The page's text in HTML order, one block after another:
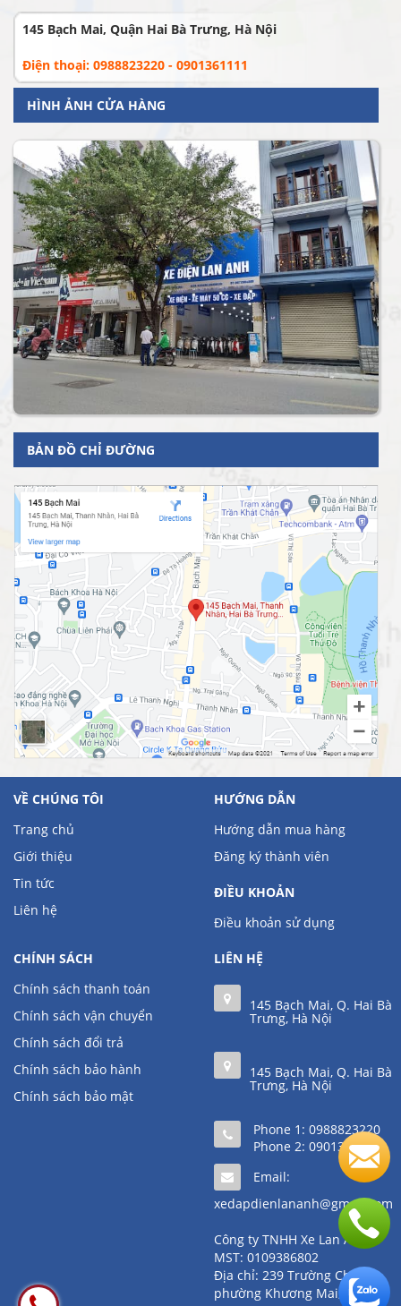
145 Bạch Mai, Quận Hai Bà Trưng, Hà Nội
Điện thoại: 0988823220 - 0901361111
HÌNH ẢNH CỬA HÀNG
BẢN ĐỒ CHỈ ĐƯỜNG
VỀ CHÚNG TÔI
Trang chủ
Giới thiệu
Tin tức
Liên hệ
HƯỚNG DẪN
Hướng dẫn mua hàng
Đăng ký thành viên
ĐIỀU KHOẢN
Điều khoản sử dụng
CHÍNH SÁCH
Chính sách thanh toán
Chính sách vận chuyển
Chính sách đổi trả
Chính sách bảo hành
Chính sách bảo mật
LIÊN HỆ
145 Bạch Mai, Q. Hai Bà
Trưng, Hà Nội
145 Bạch Mai, Q. Hai Bà
Trưng, Hà Nội
Phone 1: 0988823220
Phone 2: 0901361111
Email:
xedapdienlananh@gmail.com
Công ty TNHH Xe Lan Anh
MST: 0109386802
Địa chỉ: 239 Trường Chinh,
phường Khương Mai, quận